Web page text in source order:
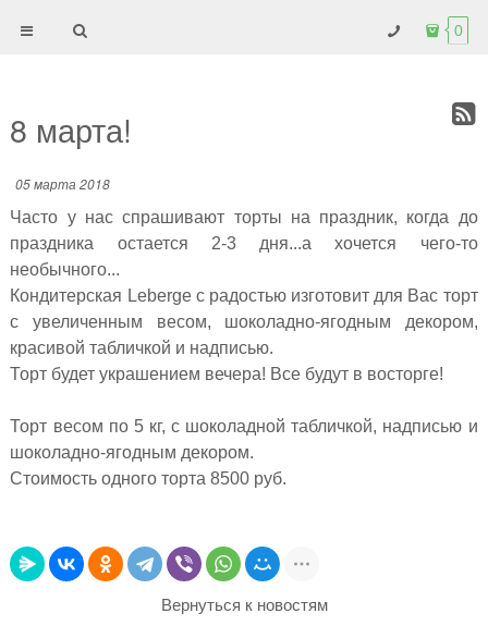
0
8 марта!
05 марта 2018
Часто у нас спрашивают торты на праздник, когда до
праздника остается 2-3 дня...а хочется чего-то
необычного...
Кондитерская Leberge с радостью изготовит для Вас торт
с увеличенным весом, шоколадно-ягодным декором,
красивой табличкой и надписью.
Торт будет украшением вечера! Все будут в восторге!
Торт весом по 5 кг, с шоколадной табличкой, надписью и
шоколадно-ягодным декором.
Стоимость одного торта 8500 руб.
Вернуться к новостям